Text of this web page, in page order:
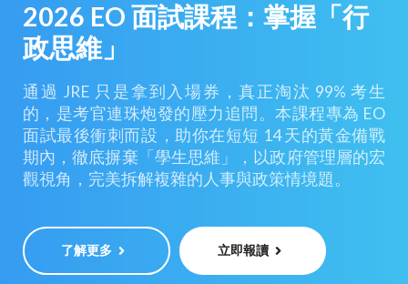
2026 EO 面試課程：掌握「行
政思維」
通過 JRE 只是拿到入場券，真正淘汰 99% 考生
的，是考官連珠炮發的壓力追問。本課程專為 EO
面試最後衝刺而設，助你在短短 14 天的黃金備戰
期內，徹底摒棄「學生思維」，以政府管理層的宏
觀視角，完美拆解複雜的人事與政策情境題。
了解更多 立即報讀